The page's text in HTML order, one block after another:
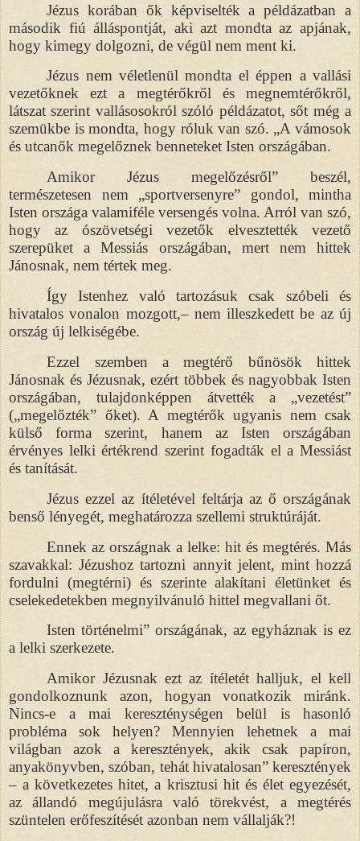
Jézus korában ők képviselték a példázatban a
második fiú álláspontját, aki azt mondta az apjának,
hogy kimegy dolgozni, de végül nem ment ki.
Jézus nem véletlenül mondta el éppen a vallási
vezetőknek ezt a megtérőkről és megnemtérőkről,
látszat szerint vallásosokról szóló példázatot, sőt még a
szemükbe is mondta, hogy róluk van szó. „A vámosok
és utcanők megelőznek benneteket Isten országában.
Amikor Jézus megelőzésről” beszél,
természetesen nem „sportversenyre” gondol, mintha
Isten országa valamiféle versengés volna. Arról van szó,
hogy az ószövetségi vezetők elvesztették vezető
szerepüket a Messiás országában, mert nem hittek
Jánosnak, nem tértek meg.
Így Istenhez való tartozásuk csak szóbeli és
hivatalos vonalon mozgott,– nem illeszkedett be az új
ország új lelkiségébe.
Ezzel szemben a megtérő bűnösök hittek
Jánosnak és Jézusnak, ezért többek és nagyobbak Isten
országában, tulajdonképpen átvették a „vezetést”
(„megelőzték” őket). A megtérők ugyanis nem csak
külső forma szerint, hanem az Isten országában
érvényes lelki értékrend szerint fogadták el a Messiást
és tanítását.
Jézus ezzel az ítéletével feltárja az ő országának
benső lényegét, meghatározza szellemi struktúráját.
Ennek az országnak a lelke: hit és megtérés. Más
szavakkal: Jézushoz tartozni annyit jelent, mint hozzá
fordulni (megtérni) és szerinte alakítani életünket és
cselekedetekben megnyilvánuló hittel megvallani őt.
Isten történelmi” országának, az egyháznak is ez
a lelki szerkezete.
Amikor Jézusnak ezt az ítéletét halljuk, el kell
gondolkoznunk azon, hogyan vonatkozik miránk.
Nincs-e a mai kereszténységen belül is hasonló
probléma sok helyen? Mennyien lehetnek a mai
világban azok a keresztények, akik csak papíron,
anyakönyvben, szóban, tehát hivatalosan” keresztények
– a következetes hitet, a krisztusi hit és élet egyezését,
az állandó megújulásra való törekvést, a megtérés
szüntelen erőfeszítését azonban nem vállalják?!